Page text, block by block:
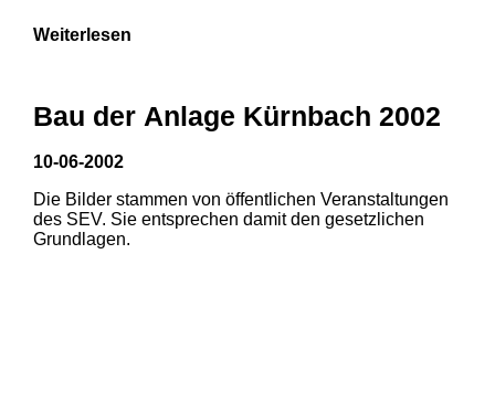
Weiterlesen
Bau der Anlage Kürnbach 2002
10-06-2002
Die Bilder stammen von öffentlichen Veranstaltungen
des SEV. Sie entsprechen damit den gesetzlichen
Grundlagen.